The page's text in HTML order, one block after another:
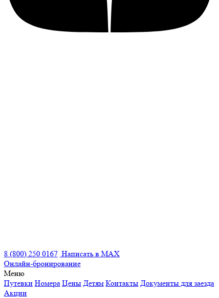
8 (800) 250 0167 Написать в MAX
Онлайн-бронирование
Меню
Путевки Номера Цены Детям Контакты Документы для заезда
Акции